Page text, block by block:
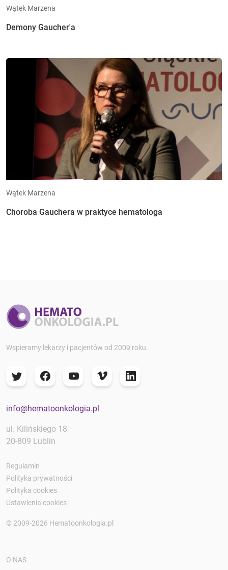
Wątek Marzena
Demony Gaucher'a
Wątek Marzena
Choroba Gauchera w praktyce hematologa
Wspieramy lekarzy i pacjentów od 2009 roku.
info@hematoonkologia.pl
ul. Kilińskiego 18
20-809 Lublin
Regulamin
Polityka prywatności
Polityka cookies
Ustawienia cookies
© 2009-2026 Hematoonkologia.pl
O NAS